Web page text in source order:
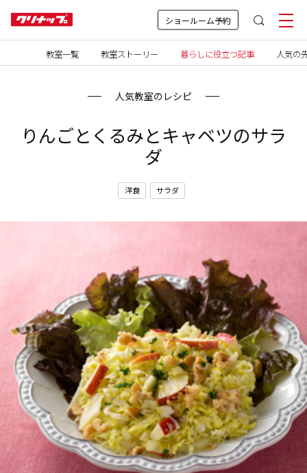
ショールーム予約
教室一覧 教室ストーリー 暮らしに役立つ記事 人気の
人気教室のレシピ
りんごとくるみとキャベツのサラ
ダ
洋食 サラダ